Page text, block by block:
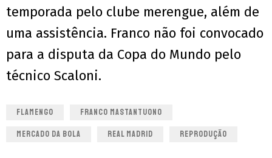
temporada pelo clube merengue, além de
uma assistência. Franco não foi convocado
para a disputa da Copa do Mundo pelo
técnico Scaloni.
FLAMENGO FRANCO MASTANTUONO
MERCADO DA BOLA REAL MADRID REPRODUÇÃO